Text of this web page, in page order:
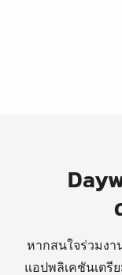
หากสนใจร่วมงา
แอปพลิเคชันเตรี